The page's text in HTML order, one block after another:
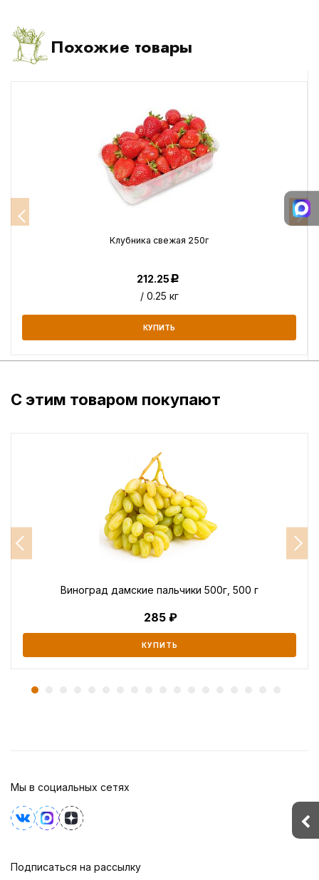
Похожие товары
Клубника свежая 250г
212.25Р
/ 0.25 кг
КУПИТЬ
С этим товаром покупают
Виноград дамские пальчики 500г, 500 г
285
КУПИТЬ
Мы в социальных сетях
Подписаться на рассылку